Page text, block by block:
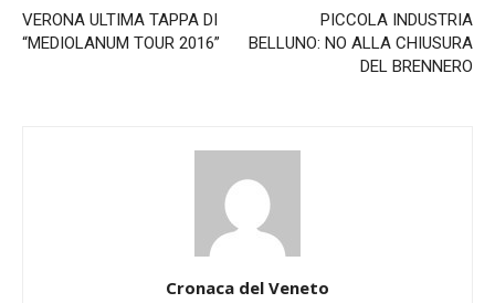
VERONA ULTIMA TAPPA DI
“MEDIOLANUM TOUR 2016”
PICCOLA INDUSTRIA
BELLUNO: NO ALLA CHIUSURA
DEL BRENNERO
Cronaca del Veneto